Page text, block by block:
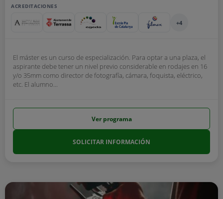
ACREDITACIONES
+4
El máster es un curso de especialización. Para optar a una plaza, el
aspirante debe tener un nivel previo considerable en rodajes en 16
y/o 35mm como director de fotografía, cámara, foquista, eléctrico,
etc. El alumno...
Ver programa
SOLICITAR INFORMACIÓN